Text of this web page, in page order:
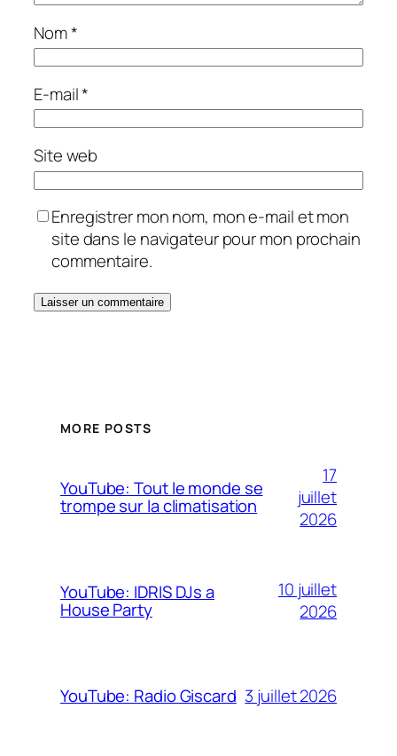
Nom*
E-mail*
Site web
Enregistrer mon nom, mon e-mail et mon
site dans le navigateur pour mon prochain
commentaire.
MORE POSTS
YouTube: Tout le monde se
trompe sur la climatisation
17
juillet
2026
YouTube: IDRIS DJs a
House Party
10 juillet
2026
YouTube: Radio Giscard 3 juillet 2026